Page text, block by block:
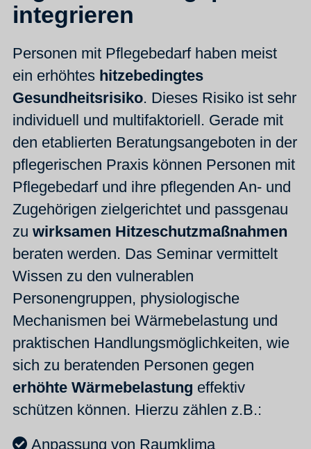
integrieren
Personen mit Pflegebedarf haben meist
ein erhöhtes hitzebedingtes
Gesundheitsrisiko. Dieses Risiko ist sehr
individuell und multifaktoriell. Gerade mit
den etablierten Beratungsangeboten in der
pflegerischen Praxis können Personen mit
Pflegebedarf und ihre pflegenden An- und
Zugehörigen zielgerichtet und passgenau
zu wirksamen Hitzeschutzmaßnahmen
beraten werden. Das Seminar vermittelt
Wissen zu den vulnerablen
Personengruppen, physiologische
Mechanismen bei Wärmebelastung und
praktischen Handlungsmöglichkeiten, wie
sich zu beratenden Personen gegen
erhöhte Wärmebelastung effektiv
schützen können. Hierzu zählen z.B.:
Anpassung von Raumklima